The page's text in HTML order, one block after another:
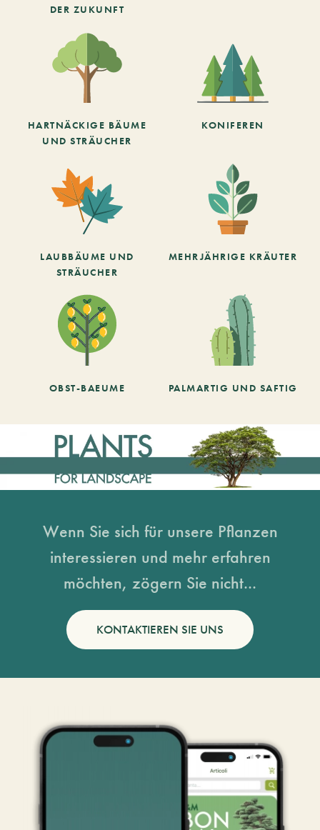
DER ZUKUNFT
HARTNÄCKIGE BÄUME
UND STRÄUCHER
KONIFEREN
LAUBBÄUME UND
STRÄUCHER
MEHRJÄHRIGE KRÄUTER
OBST-BAEUME PALMARTIG UND SAFTIG
Wenn Sie sich für unsere Pflanzen
interessieren und mehr erfahren
möchten, zögern Sie nicht...
KONTAKTIEREN SIE UNS